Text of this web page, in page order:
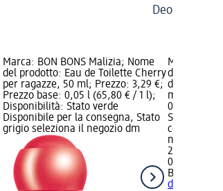
Deodorante
Marca: BON BONS Malizia; Nome
del prodotto: Eau de Toilette Cherry
per ragazze, 50 ml; Prezzo: 3,29 €;
Prezzo base: 0,05 l (65,80 € / 1 l);
Disponibilità: Stato verde
Disponibile per la consegna, Stato
grigio seleziona il negozio dm
Marca:
del
ml; Prezzo:
0,5 l (5,38
Stato
consegna,
negozio dm
2,69 €
0,5 l (5,38
BON BONS